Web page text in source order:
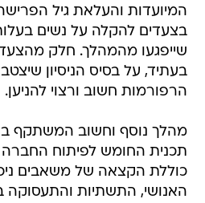
המיועדות והעלאת גיל
בצעדים להקלה על נשים
שייפגעו מהמהלך. חלק
בעתיד, על בסיס הניסיון
הרפורמות חשוב ורצוי להניען.
מהלך נוסף וחשוב המשתקף
תכנית החומש לפיתוח החברה
כוללת הקצאה של משאבים
האנושי, התשתיות והתעסוקה